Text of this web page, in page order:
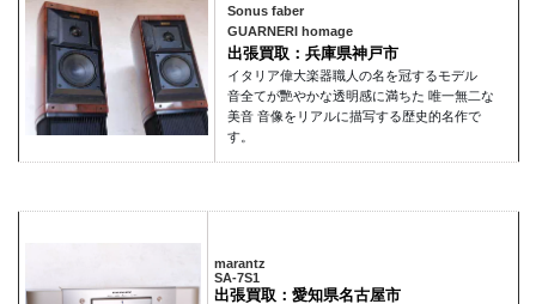
Sonus faber
GUARNERI homage
出張買取：兵庫県神戸市
イタリア偉大楽器職人の名を冠するモデル
音全てが艷やかな透明感に満ちた 唯一無二な
美音 音像をリアルに描写する歴史的名作で
す。
marantz
SA-7S1
出張買取：愛知県名古屋市